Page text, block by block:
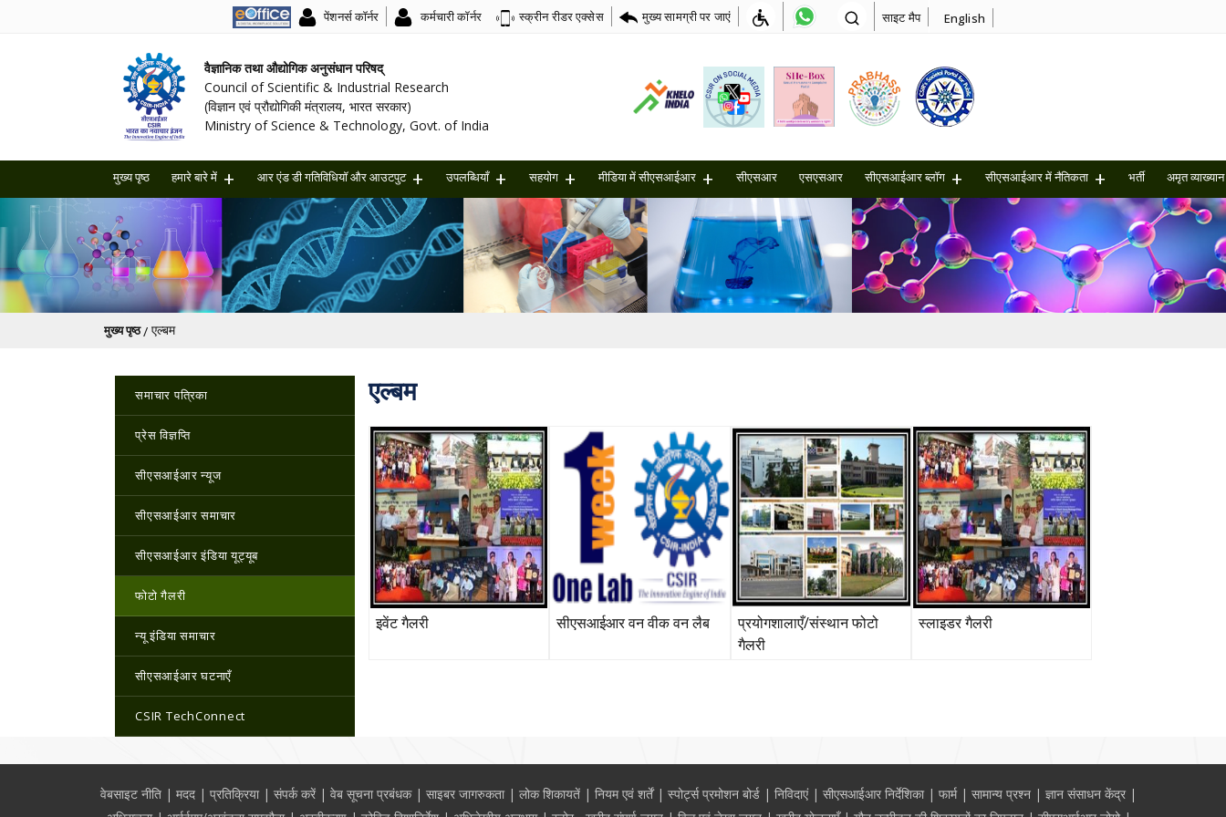
पेंशनर्स कॉर्नर कर्मचारी कॉर्नर स्क्रीन रीडर एक्सेस मुख्य सामग्री पर जाएं साइट मैप English
वैज्ञानिक तथा औद्योगिक अनुसंधान परिषद्
Council of Scientific & Industrial Research
(विज्ञान एवं प्रौद्योगिकी मंत्रालय, भारत सरकार)
Ministry of Science & Technology, Govt. of India
मुख्य पृष्ठ हमारे बारे में आर एंड डी गतिविधियॉ और आउटपुट उपलब्धियाँ सहयोग मीडिया में सीएसआईआर सीएसआर एसएसआर सीएसआईआर ब्लॉग सीएसआईआर में नैतिकता भर्ती अमृत ​​व्याख्यान
पग चिन्ह
मुख्य पृष्ठ एल्बम
Main navigation
समाचार पत्रिका
प्रेस विज्ञप्ति
सीएसआईआर न्यूज
सीएसआईआर समाचार
सीएसआईआर इंडिया यूट्यूब
फोटो गैलरी
न्यू इंडिया समाचार
सीएसआईआर घटनाएँ
CSIR TechConnect
एल्बम
इवेंट गैलरी सीएसआईआर वन वीक वन लैब
प्रयोगशालाएँ/संस्थान फोटो
गैलरी
स्लाइडर गैलरी
वेबसाइट नीति मदद प्रतिक्रिया संपर्क करें वेब सूचना प्रबंधक साइबर जागरुकता लोक शिकायतें नियम एवं शर्तें स्पोर्ट्स प्रमोशन बोर्ड निविदाएं सीएसआईआर निर्देशिका फार्म सामान्य प्रश्न
ज्ञान संसाधन केंद्र